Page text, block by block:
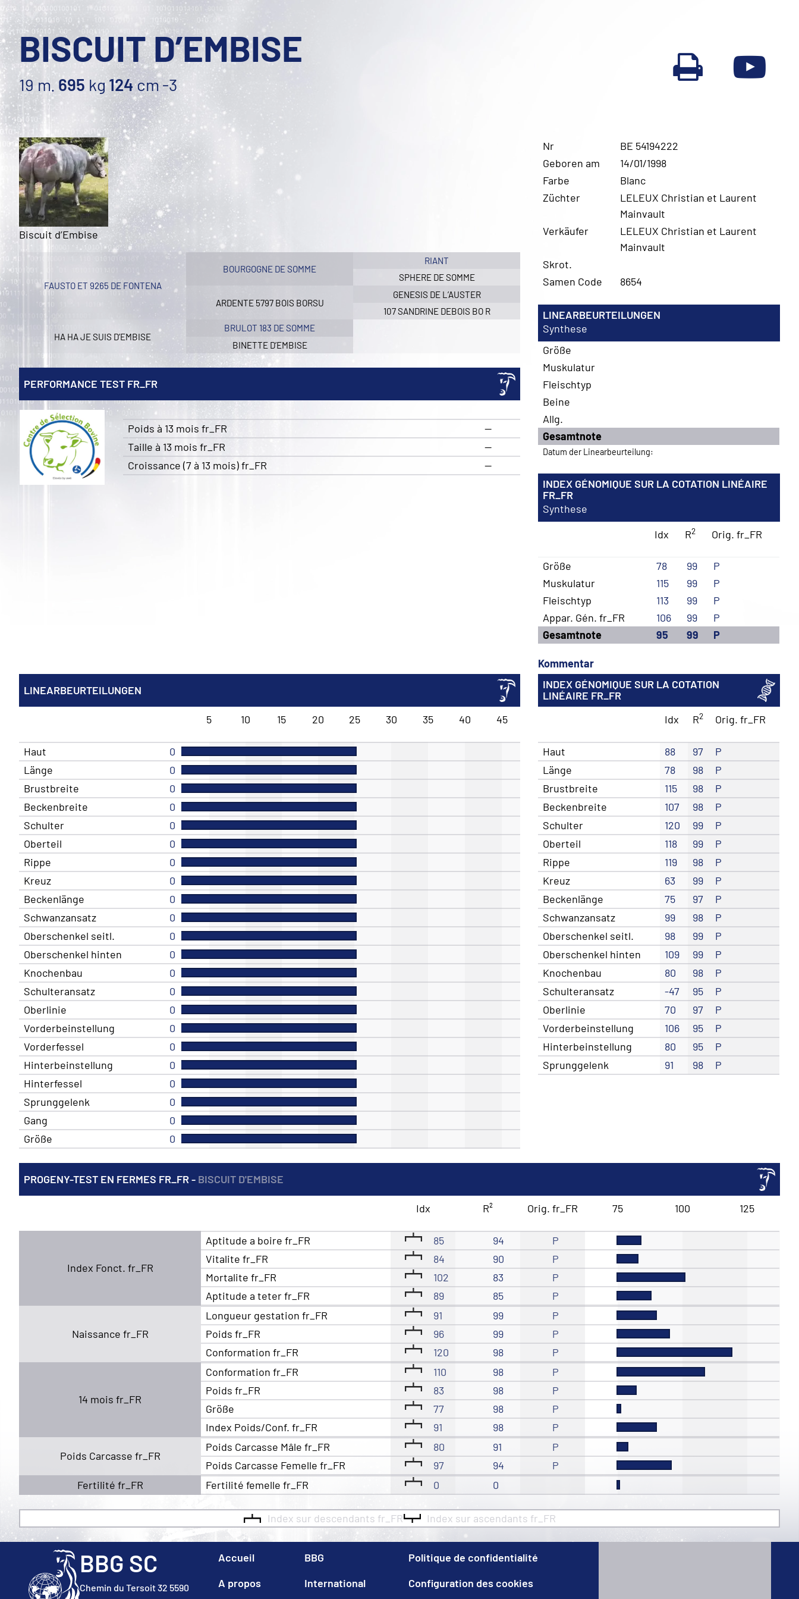
BISCUIT D’EMBISE
19 m. 695 kg124cm-3
Biscuit d’Embise
FAUSTO ET 9265 DE FONTENA
BOURGOGNE DE SOMME
ARDENTE 5797 BOIS BORSU
RIANT
SPHERE DE SOMME
GENESIS DE L’AUSTER
107 SANDRINE DEBOIS BO R
HA HA JE SUIS D’EMBISE
BRULOT 183 DE SOMME
BINETTE D’EMBISE
PERFORMANCE TEST FR_FR
Poids à 13 mois fr_FR
—
Taille à 13 mois fr_FR
—
Croissance (7 à 13 mois) fr_FR
—
Nr
BE 54194222
Geboren am
14/01/1998
Farbe
Blanc
Züchter
LELEUX Christian et Laurent
Mainvault
Verkäufer
LELEUX Christian et Laurent
Mainvault
Skrot.
Samen Code
8654
LINEARBEURTEILUNGEN
Synthese
Größe
Muskulatur
Fleischtyp
Beine
Allg.
Gesamtnote
Datum der Linearbeurteilung:
INDEX GÉNOMIQUE SUR LA COTATION LINÉAIRE
FR_FR
Synthese
Idx
R2 Orig. fr_FR
Größe 78 99
P
Muskulatur
115 99
P
Fleischtyp
113 99
P
Appar. Gén. fr_FR
106 99
P
Gesamtnote
95 99 P
Kommentar
LINEARBEURTEILUNGEN
5 10 15 20 25 30 35 40 45
Haut
0
Länge
0
Brustbreite
0
Beckenbreite
0
Schulter
0
Oberteil
0
Rippe
0
Kreuz
0
Beckenlänge
0
Schwanzansatz
0
Oberschenkel seitl.
0
Oberschenkel hinten
0
Knochenbau
0
Schulteransatz
0
Oberlinie
0
Vorderbeinstellung
0
Vorderfessel
0
Hinterbeinstellung
0
Hinterfessel
0
Sprunggelenk
0
Gang
0
Größe
0
INDEX GÉNOMIQUE SUR LA COTATION
LINÉAIRE FR_FR
Idx
R2 Orig. fr_FR
Haut 88 97
P
Länge
78 98
P
Brustbreite
115 98
P
Beckenbreite
107 98
P
Schulter
120 99
P
Oberteil
118 99
P
Rippe
119 98
P
Kreuz
63 99
P
Beckenlänge
75 97
P
Schwanzansatz
99 98
P
Oberschenkel seitl.
98 99
P
Oberschenkel hinten
109 99
P
Knochenbau
80 98
P
Schulteransatz
-47 95
P
Oberlinie
70 97
P
Vorderbeinstellung
106 95
P
Hinterbeinstellung
80 95
P
Sprunggelenk
91 98 P
PROGENY-TEST EN FERMES FR_FR - BISCUIT D'EMBISE
Idx R² Orig. fr_FR 75 100 125
Index Fonct. fr_FR
Aptitude a boire fr_FR 85 94
P
Vitalite fr_FR
84 90
P
Mortalite fr_FR
102 83
P
Aptitude a teter fr_FR
89 85 P
Naissance fr_FR
Longueur gestation fr_FR 91 99
P
Poids fr_FR
96 99
P
Conformation fr_FR
120 98 P
14 mois fr_FR
Conformation fr_FR 110 98
P
Poids fr_FR
83 98
P
Größe
77 98
P
Index Poids/Conf. fr_FR
91 98 P
Poids Carcasse fr_FR
Poids Carcasse Mâle fr_FR 80 91
P
Poids Carcasse Femelle fr_FR
97 94
P
Fertilité fr_FR
Fertilité femelle fr_FR 0 0
Index sur descendants fr_FR Index sur ascendants fr_FR
BBG SC
Chemin du Tersoit 32 5590
Accueil
A propos
BBG
International
Politique de confidentialité
Configuration des cookies